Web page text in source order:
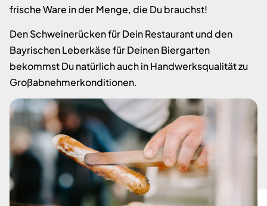
frische Ware in der Menge, die Du brauchst!
Den Schweinerücken für Dein Restaurant und den
Bayrischen Leberkäse für Deinen Biergarten
bekommst Du natürlich auch in Handwerksqualität zu
Großabnehmerkonditionen.